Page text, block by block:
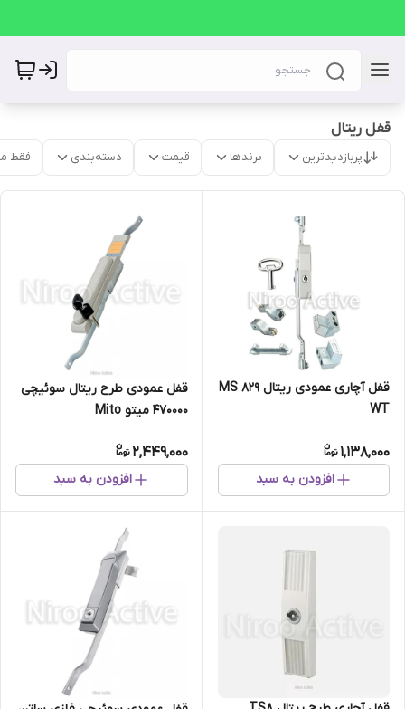
قفل ریتال
پربازدیدترین برندها قیمت دسته‌بندی فقط
قفل آچاری عمودی ریتال MS ۸۲۹
WT
1,138,000
افزودن به سبد
قفل عمودی طرح ریتال سوئیچی
470000 میتو Mito
2,449,000
افزودن به سبد